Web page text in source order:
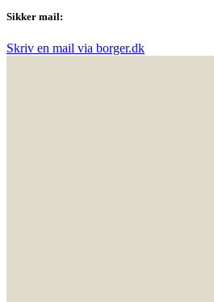
Sikker mail:
Skriv en mail via borger.dk